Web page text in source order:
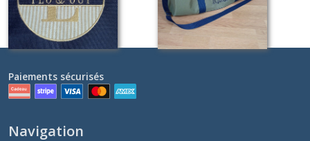
Paiements sécurisés
Navigation